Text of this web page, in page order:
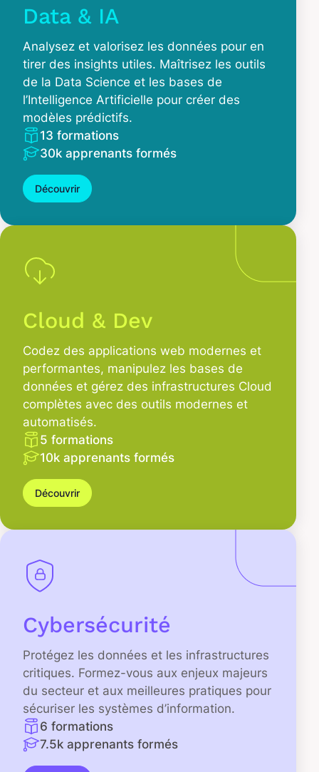
Data & IA
Analysez et valorisez les données pour en
tirer des insights utiles. Maîtrisez les outils
de la Data Science et les bases de
l’Intelligence Artificielle pour créer des
modèles prédictifs.
13 formations
30k apprenants formés
Découvrir
Cloud & Dev
Codez des applications web modernes et
performantes, manipulez les bases de
données et gérez des infrastructures Cloud
complètes avec des outils modernes et
automatisés.
5 formations
10k apprenants formés
Découvrir
Cybersécurité
Protégez les données et les infrastructures
critiques. Formez-vous aux enjeux majeurs
du secteur et aux meilleures pratiques pour
sécuriser les systèmes d’information.
6 formations
7.5k apprenants formés